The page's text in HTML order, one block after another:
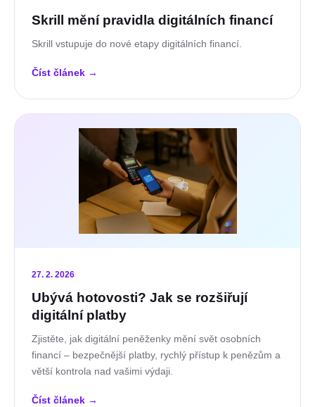
Skrill mění pravidla digitálních financí
Skrill vstupuje do nové etapy digitálních financí.
Číst článek →
27. 2. 2026
Ubývá hotovosti? Jak se rozšiřují
digitální platby
Zjistěte, jak digitální peněženky mění svět osobních
financí – bezpečnější platby, rychlý přístup k penězům a
větší kontrola nad vašimi výdaji.
Číst článek →